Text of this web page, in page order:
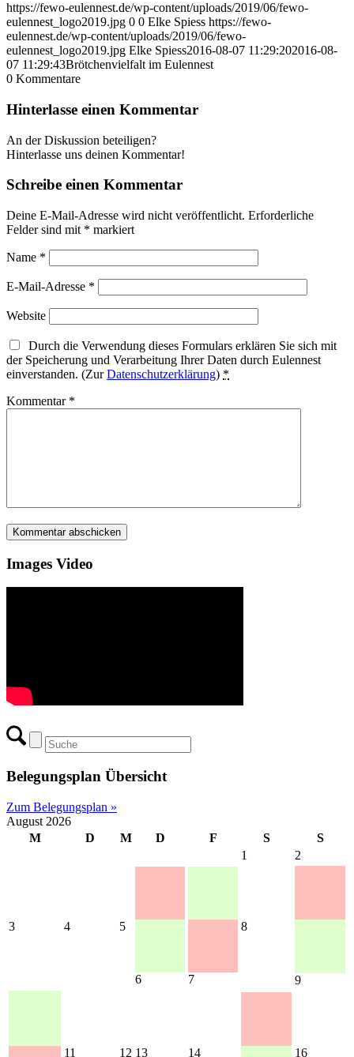
https://fewo-eulennest.de/wp-content/uploads/2019/06/fewo-
eulennest_logo2019.jpg 0 0 Elke Spiess https://fewo-
eulennest.de/wp-content/uploads/2019/06/fewo-
eulennest_logo2019.jpg Elke Spiess2016-08-07 11:29:202016-08-
07 11:29:43Brötchenvielfalt im Eulennest
0 Kommentare
Hinterlasse einen Kommentar
An der Diskussion beteiligen?
Hinterlasse uns deinen Kommentar!
Schreibe einen Kommentar
Deine E-Mail-Adresse wird nicht veröffentlicht. Erforderliche
Felder sind mit * markiert
Name *
E-Mail-Adresse *
Website
Durch die Verwendung dieses Formulars erklären Sie sich mit
der Speicherung und Verarbeitung Ihrer Daten durch Eulennest
einverstanden. (ZurDatenschutzerklärung) *
Kommentar *
Images Video
Belegungsplan Übersicht
Zum Belegungsplan »
August 2026
M
D M D F S
S
1
2
3 4 5
6 7
8
9
11 12 13 14 16